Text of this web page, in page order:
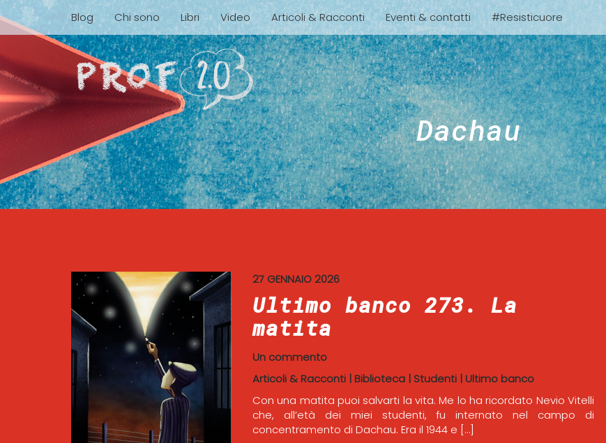
Blog Chi sono Libri Video Articoli & Racconti Eventi & contatti #Resisticuore
Dachau
27 GENNAIO 2026
Ultimo banco 273. La
matita
Un commento
Articoli & Racconti| Biblioteca| Studenti| Ultimo banco
Con una matita puoi salvarti la vita. Me lo ha ricordato Nevio Vitelli
che, all’età dei miei studenti, fu internato nel campo di
concentramento di Dachau. Era il 1944 e […]